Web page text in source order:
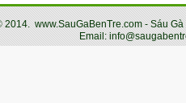
2014. www.SauGaBenTre.com - Sáu
Email: